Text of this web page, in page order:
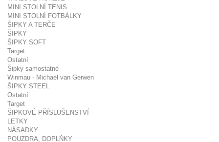
MINI STOLNÍ TENIS
MINI STOLNÍ FOTBÁLKY
ŠIPKY A TERČE
ŠIPKY
ŠIPKY SOFT
Target
Ostatní
Šipky samostatné
Winmau - Michael van Gerwen
ŠIPKY STEEL
Ostatní
Target
ŠIPKOVÉ PŘÍSLUŠENSTVÍ
LETKY
NÁSADKY
POUZDRA, DOPLŇKY